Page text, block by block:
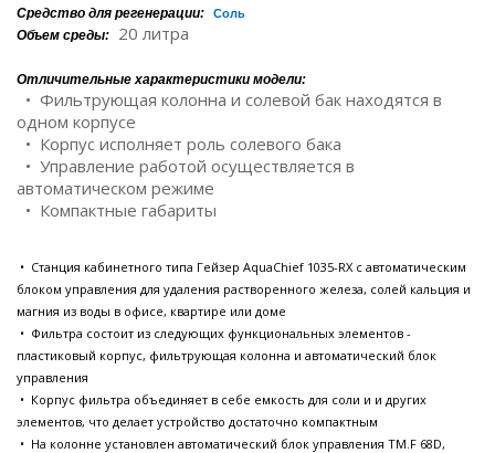
Средство для регенерации: Соль
Объем среды: 20 литра
Отличительные характеристики модели:
• Фильтрующая колонна и солевой бак находятся в
одном корпусе
• Корпус исполняет роль солевого бака
• Управление работой осуществляется в
автоматическом режиме
• Компактные габариты
• Станция кабинетного типа Гейзер AquaChief 1035-RX с автоматическим
блоком управления для удаления растворенного железа, солей кальция и
магния из воды в офисе, квартире или доме
• Фильтра состоит из следующих функциональных элементов -
пластиковый корпус, фильтрующая колонна и автоматический блок
управления
• Корпус фильтра объединяет в себе емкость для соли и и других
элементов, что делает устройство достаточно компактным
• На колонне установлен автоматический блок управления TM.F 68D,